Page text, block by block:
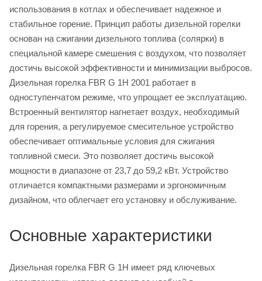
использования в котлах и обеспечивает надежное и
стабильное горение. Принцип работы дизельной горелки
основан на сжигании дизельного топлива (солярки) в
специальной камере смешения с воздухом, что позволяет
достичь высокой эффективности и минимизации выбросов.
Дизельная горелка FBR G 1H 2001 работает в
одноступенчатом режиме, что упрощает ее эксплуатацию.
Встроенный вентилятор нагнетает воздух, необходимый
для горения, а регулируемое смесительное устройство
обеспечивает оптимальные условия для сжигания
топливной смеси. Это позволяет достичь высокой
мощности в диапазоне от 23,7 до 59,2 кВт. Устройство
отличается компактными размерами и эргономичным
дизайном, что облегчает его установку и обслуживание.
Основные характеристики
Дизельная горелка FBR G 1H имеет ряд ключевых